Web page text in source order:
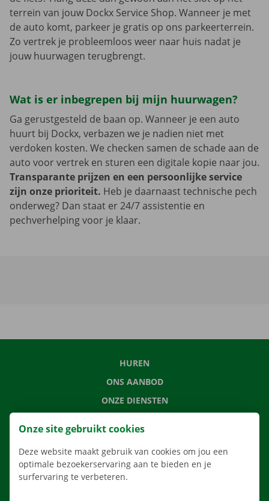
terrein van jouw Dockx Service Shop. Wanneer je met
de auto komt, parkeer je gratis op ons parkeerterrein.
Zo vertrek je probleemloos weer naar huis nadat je
jouw huurwagen terugbrengt.
Wat is er inbegrepen bij mijn huurwagen?
Ga gerustgesteld de baan op. Wanneer je een auto
huurt bij Dockx, verbazen we je nadien niet met
verdoken kosten. We checken samen de schade aan de
auto voor vertrek en sturen een digitale kopie naar jou.
Transparante prijzen en een persoonlijke service
zijn onze prioriteit. Heb je daarnaast technische pech
onderweg? Dan staat er 24/7 assistentie en
pechverhelping voor je klaar.
HUREN
ONS AANBOD
ONZE DIENSTEN
VERHUISOPLOSSINGEN
Onze site gebruikt cookies
Deze website maakt gebruik van cookies om jou een
optimale bezoekerservaring aan te bieden en je
surfervaring te verbeteren.